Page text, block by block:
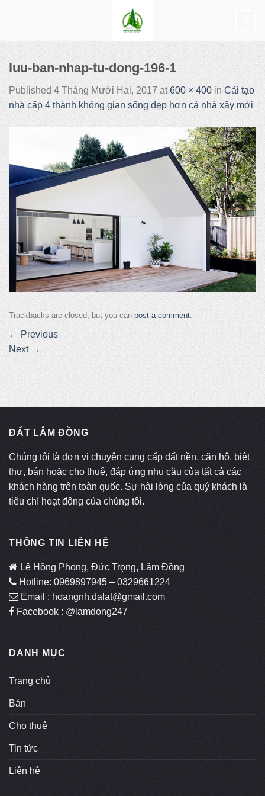
luu-ban-nhap-tu-dong-196-1
Published 4 Tháng Mười Hai, 2017 at600 × 400 inCải tạo
nhà cấp 4 thành không gian sống đẹp hơn cả nhà xây mới
Trackbacks are closed, but you can post a comment.
← Previous
Next →
ĐẤT LÂM ĐỒNG
Chúng tôi là đơn vị chuyên cung cấp đất nền, căn hộ, biệt
thự, bán hoặc cho thuê, đáp ứng nhu cầu của tất cả các
khách hàng trên toàn quốc. Sự hài lòng của quý khách là
tiêu chí hoạt động của chúng tôi.
THÔNG TIN LIÊN HỆ
Lê Hồng Phong, Đức Trọng, Lâm Đồng
Hotline: 0969897945 – 0329661224
Email : hoangnh.dalat@gmail.com
Facebook : @lamdong247
DANH MỤC
Trang chủ
Bán
Cho thuê
Tin tức
Liên hệ